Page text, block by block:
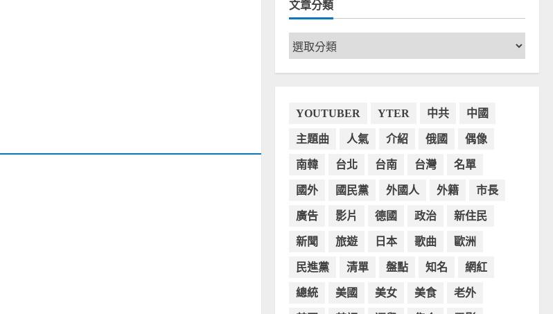
文章分類
文
章
分
YOUTUBER YTER 中共 中國
主題曲 人氣 介紹 俄國 偶像
南韓 台北 台南 台灣 名單
國外 國民黨 外國人 外籍 市長
廣告 影片 德國 政治 新住民
新聞 旅遊 日本 歌曲 歐洲
民進黨 清單 盤點 知名 網紅
總統 美國 美女 美食 老外